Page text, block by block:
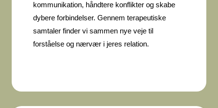
kommunikation, håndtere konflikter og skabe
dybere forbindelser. Gennem terapeutiske
samtaler finder vi sammen nye veje til
forståelse og nærvær i jeres relation.